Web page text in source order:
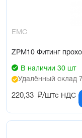
EMC
ZPM10 Фитинг
В наличии 30 шт
Удалённый склад
220,33 ₽/штс НДС